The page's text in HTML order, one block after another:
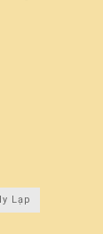
Lạp